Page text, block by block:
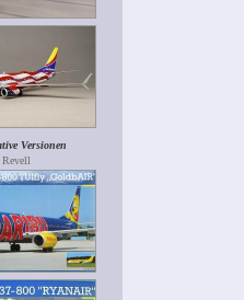
Versionen
Revell